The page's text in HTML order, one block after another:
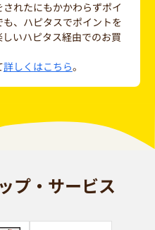
れたにもかかわらずポイ
、ハピタスでポイントを
いハピタス経由でのお買
詳しくはこちら。
プ・サービス